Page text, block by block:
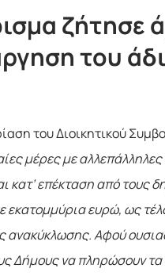
ζήτησε
του
του Διοικητικού
μέρες με
κατ’ επέκταση από τους
ευρώ, ως
Αφού
Δήμους να πληρώσουν